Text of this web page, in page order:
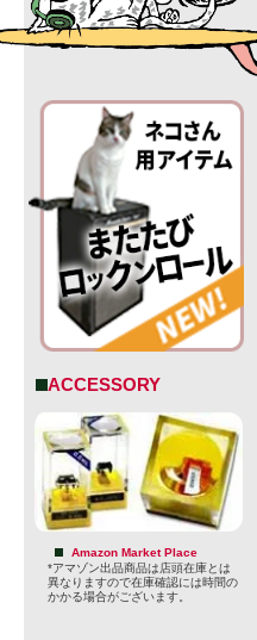
ACCESSORY
Amazon Market Place
*アマゾン出品商品は店頭在庫とは
異なりますので在庫確認には時間の
かかる場合がございます。